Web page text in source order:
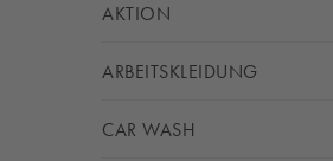
AKTION
ARBEITSKLEIDUNG
CAR WASH